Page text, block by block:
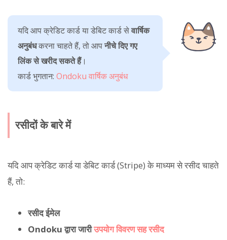
यदि आप क्रेडिट कार्ड या डेबिट कार्ड सेवार्षिक
अनुबंधकरना चाहते हैं, तो आपनीचे दिए गए
लिंक से खरीद सकते हैं।
कार्ड भुगतान: Ondoku वार्षिक अनुबंध
रसीदों के बारे में
यदि आप क्रेडिट कार्ड या डेबिट कार्ड (Stripe) के माध्यम से रसीद चाहते
हैं, तो:
रसीद ईमेल
Ondoku द्वारा जारीउपयोग विवरण सह रसीद